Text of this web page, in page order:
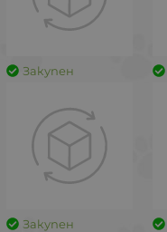
Закупен
Закупен